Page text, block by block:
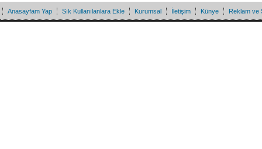
Anasayfam Yap Sık Kullanılanlara Ekle Kurumsal İletişim Künye Reklam ve